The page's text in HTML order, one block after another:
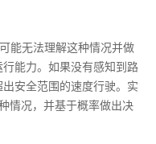
能无法理解这种情况并做
能力。如果没有感知到路
安全范围的速度行驶。实
情况，并基于概率做出决